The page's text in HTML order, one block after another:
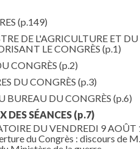
(p.149)
DE L'AGRICULTURE ET DU
LE CONGRÈS (p.1)
CONGRÈS (p.2)
DU CONGRÈS (p.3)
BUREAU DU CONGRÈS (p.6)
DES SÉANCES (p.7)
DU VENDREDI 9 AOÛT
du Congrès : discours de